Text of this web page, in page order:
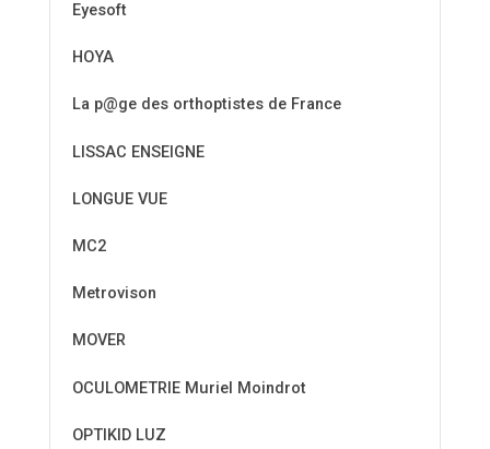
Eyesoft
HOYA
La p@ge des orthoptistes de France
LISSAC ENSEIGNE
LONGUE VUE
MC2
Metrovison
MOVER
OCULOMETRIE Muriel Moindrot
OPTIKID LUZ